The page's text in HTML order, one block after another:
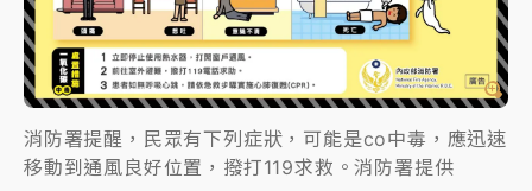
消防署提醒，民眾有下列症狀，可能是co中毒，應迅速
移動到通風良好位置，撥打119求救。消防署提供